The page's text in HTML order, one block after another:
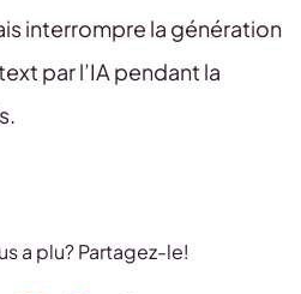
interrompre la génération
par l’IA pendant la
a plu? Partagez-le!